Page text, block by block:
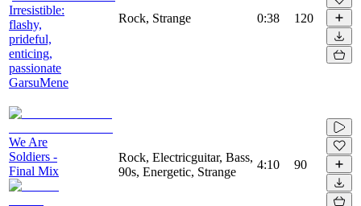
Irresistible:
flashy,
prideful,
enticing,
passionate
GarsuMene
Rock, Strange 0:38 120
We Are
Soldiers -
Final Mix
Rock, Electricguitar, Bass,
90s, Energetic, Strange
4:10 90